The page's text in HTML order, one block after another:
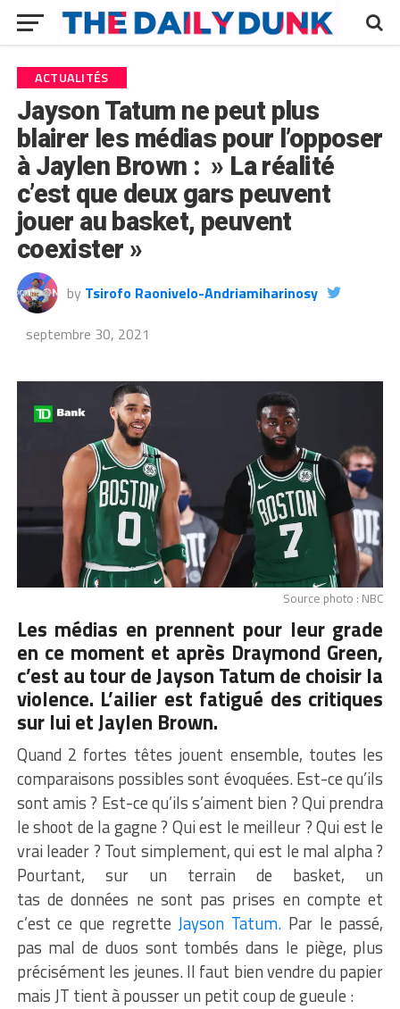
ACTUALITÉS
Jayson Tatum ne peut plus
blairer les médias pour l’opposer
à Jaylen Brown : » La réalité
c’est que deux gars peuvent
jouer au basket, peuvent
coexister »
by Tsirofo Raonivelo-Andriamiharinosy
septembre 30, 2021
Source photo : NBC
Les médias en prennent pour leur grade
en ce moment et après Draymond Green,
c’est au tour de Jayson Tatum de choisir la
violence. L’ailier est fatigué des critiques
sur lui et Jaylen Brown.
Quand 2 fortes têtes jouent ensemble, toutes les
comparaisons possibles sont évoquées. Est-ce qu’ils
sont amis ? Est-ce qu’ils s’aiment bien ? Qui prendra
le shoot de la gagne ? Qui est le meilleur ? Qui est le
vrai leader ? Tout simplement, qui est le mal alpha ?
Pourtant, sur un terrain de basket, un
tas de données ne sont pas prises en compte et
c’est ce que regretteJayson Tatum. Par le passé,
pas mal de duos sont tombés dans le piège, plus
précisément les jeunes. Il faut bien vendre du papier
mais JT tient à pousser un petit coup de gueule :